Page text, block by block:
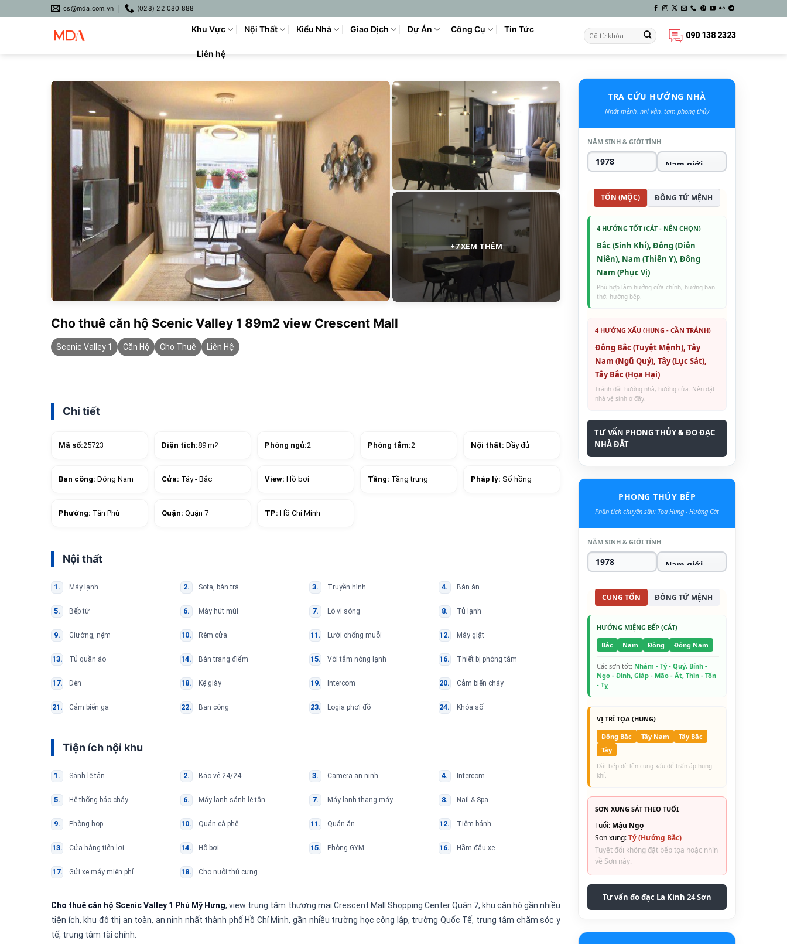
to
cs@mda.com.vn (028) 22 080 888
Khu Vực Nội Thất Kiểu Nhà Giao Dịch Dự Án Công Cụ Tin Tức
Liên hệ
090 138 2323
+7 XEM THÊM
Cho thuê căn hộ Scenic Valley 1 89m2 view Crescent Mall
Scenic Valley 1 Căn Hộ Cho Thuê Liên Hệ
Chi tiết
Mã số:25723 Diện tích:89 m2 Phòng ngủ:2 Phòng tắm:2 Nội thất:Đầy đủ
Ban công:Đông Nam Cửa: Tây - Bắc View: Hồ bơi Tầng: Tầng trung Pháp lý: Sổ hồng
Phường: Tân Phú Quận: Quận 7 TP: Hồ Chí Minh
Nội thất
Máy lạnh Sofa, bàn trà Truyền hình Bàn ăn
Bếp từ Máy hút mùi Lò vi sóng Tủ lạnh
Giường, nệm Rèm cửa Lưới chống muỗi Máy giặt
Tủ quần áo Bàn trang điểm Vòi tắm nóng lạnh Thiết bị phòng tắm
Đèn Kệ giày Intercom Cảm biến cháy
Cảm biến ga Ban công Logia phơi đồ Khóa số
Tiện ích nội khu
Sảnh lễ tân Bảo vệ 24/24 Camera an ninh Intercom
Hệ thống báo cháy Máy lạnh sảnh lễ tân Máy lạnh thang máy Nail & Spa
Phòng họp Quán cà phê Quán ăn Tiệm bánh
Cửa hàng tiện lợi Hồ bơi Phòng GYM Hầm đậu xe
Gửi xe máy miễn phí Cho nuôi thú cưng
Cho thuê căn hộ Scenic Valley 1 Phú Mỹ Hưng, view trung tâm thương mại Crescent Mall Shopping Center Quận 7, khu căn hộ gần nhiều
tiện ích, khu đô thị an toàn, an ninh nhất thành phố Hồ Chí Minh, gần nhiều trường học công lập, trường Quốc Tế, trung tâm chăm sóc y
tế, trung tâm tài chính.
TRA CỨU HƯỚNG NHÀ
Nhất mệnh, nhì vận, tam phong thủy
NĂM SINH & GIỚI TÍNH
TỐN (MỘC) ĐÔNG TỨ MỆNH
4 HƯỚNG TỐT (CÁT - NÊN CHỌN)
Bắc (Sinh Khí), Đông (Diên
Niên), Nam (Thiên Y), Đông
Nam (Phục Vị)
Phù hợp làm hướng cửa chính, hướng ban
thờ, hướng bếp.
4 HƯỚNG XẤU (HUNG - CẦN TRÁNH)
Đông Bắc (Tuyệt Mệnh), Tây
Nam (Ngũ Quỷ), Tây (Lục Sát),
Tây Bắc (Họa Hại)
Tránh đặt hướng nhà, hướng cửa. Nên đặt
nhà vệ sinh ở đây.
TƯ VẤN PHONG THỦY & ĐO ĐẠC
NHÀ ĐẤT
PHONG THỦY BẾP
Phân tích chuyên sâu: Tọa Hung - Hướng Cát
NĂM SINH & GIỚI TÍNH
CUNG TỐN ĐÔNG TỨ MỆNH
HƯỚNG MIỆNG BẾP (CÁT)
Bắc
Nam Đông Đông Nam
Các sơn tốt: Nhâm - Tý - Quý, Bính -
Ngọ - Đinh, Giáp - Mão - Ất, Thìn - Tốn
- Tỵ
VỊ TRÍ TỌA (HUNG)
Đông Bắc
Tây Nam
Tây Bắc
Tây
Đặt bếp đè lên cung xấu để trấn áp hung
khí.
SƠN XUNG SÁT THEO TUỔI
Tuổi: Mậu Ngọ
Sơn xung:Tý (Hướng Bắc)
Tuyệt đối không đặt bếp tọa hoặc nhìn
về Sơn này.
Tư vấn đo đạc La Kinh 24 Sơn